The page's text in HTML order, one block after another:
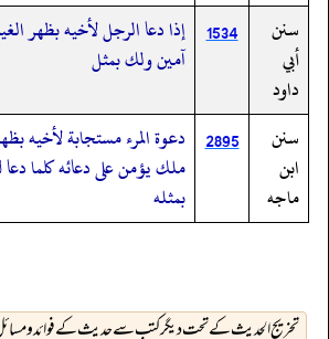
سنن
أبي
داود
1534 إذا دعا الرجل لأخيه بظهر
آمين ولك بمثل
سنن
ابن
ماجه
2895 دعوة المرء مستجابة لأخيه
ملك يؤمن على دعائه كلما
بمثله
تخریج الحدیث کے تحت دیگر کتب سے حدیث کے فوائد و